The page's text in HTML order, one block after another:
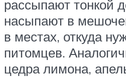
рассыпают тонкой
насыпают в
в местах, откуда
питомцев.
цедра лимона,